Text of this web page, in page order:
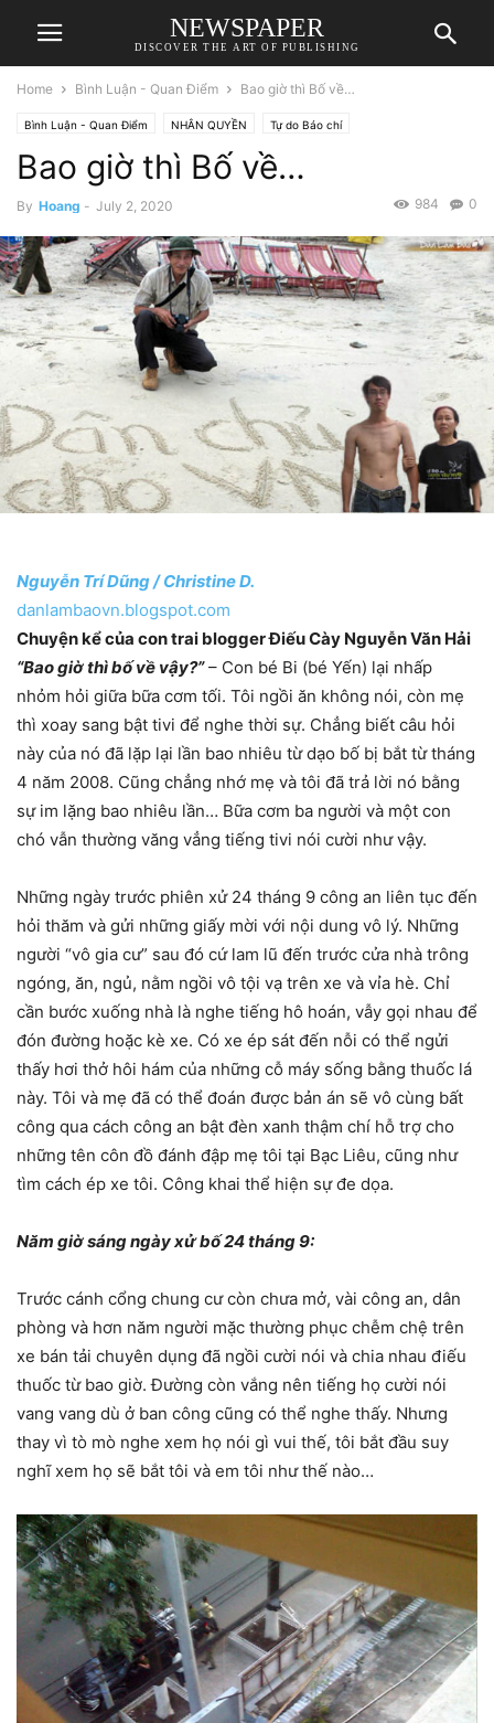
NEWSPAPER
DISCOVER THE ART OF PUBLISHING
Home Bình Luận - Quan Điểm Bao giờ thì Bố về…
Bình Luận - Quan Điểm NHÂN QUYỀN Tự do Báo chí
Bao giờ thì Bố về…
By Hoang - July 2, 2020 0
984
Nguyễn Trí Dũng / Christine D.
danlambaovn.blogspot.com
Chuyện kể của con trai blogger Điếu Cày Nguyễn Văn Hải
“Bao giờ thì bố về vậy?”– Con bé Bi (bé Yến) lại nhấp
nhỏm hỏi giữa bữa cơm tối. Tôi ngồi ăn không nói, còn mẹ
thì xoay sang bật tivi để nghe thời sự. Chẳng biết câu hỏi
này của nó đã lặp lại lần bao nhiêu từ dạo bố bị bắt từ tháng
4 năm 2008. Cũng chẳng nhớ mẹ và tôi đã trả lời nó bằng
sự im lặng bao nhiêu lần… Bữa cơm ba người và một con
chó vẫn thường văng vẳng tiếng tivi nói cười như vậy.
Những ngày trước phiên xử 24 tháng 9 công an liên tục đến
hỏi thăm và gửi những giấy mời với nội dung vô lý. Những
người “vô gia cư” sau đó cứ lam lũ đến trước cửa nhà trông
ngóng, ăn, ngủ, nằm ngồi vô tội vạ trên xe và vỉa hè. Chỉ
cần bước xuống nhà là nghe tiếng hô hoán, vẫy gọi nhau để
đón đường hoặc kè xe. Có xe ép sát đến nỗi có thể ngửi
thấy hơi thở hôi hám của những cỗ máy sống bằng thuốc lá
này. Tôi và mẹ đã có thể đoán được bản án sẽ vô cùng bất
công qua cách công an bật đèn xanh thậm chí hỗ trợ cho
những tên côn đồ đánh đập mẹ tôi tại Bạc Liêu, cũng như
tìm cách ép xe tôi. Công khai thể hiện sự đe dọa.
Năm giờ sáng ngày xử bố 24 tháng 9:
Trước cánh cổng chung cư còn chưa mở, vài công an, dân
phòng và hơn năm người mặc thường phục chễm chệ trên
xe bán tải chuyên dụng đã ngồi cười nói và chia nhau điếu
thuốc từ bao giờ. Đường còn vắng nên tiếng họ cười nói
vang vang dù ở ban công cũng có thể nghe thấy. Nhưng
thay vì tò mò nghe xem họ nói gì vui thế, tôi bắt đầu suy
nghĩ xem họ sẽ bắt tôi và em tôi như thế nào…